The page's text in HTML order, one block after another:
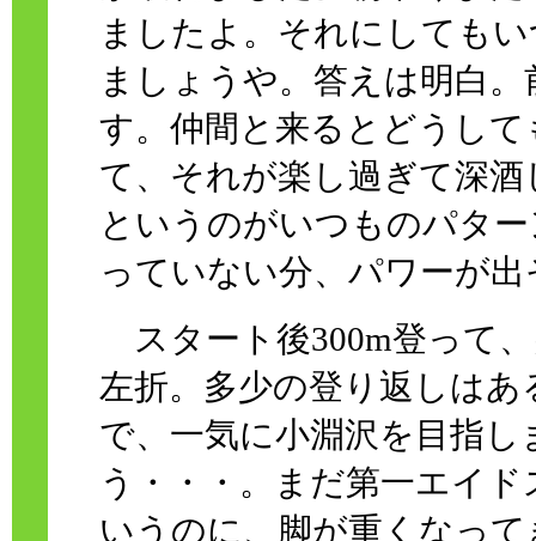
ましたよ。それにしても
ましょうや。答えは明白
す。仲間と来るとどうし
て、それが楽し過ぎて深
というのがいつものパタ
っていない分、パワーが
スタート後300m登って
左折。多少の登り返しは
で、一気に小淵沢を目指
う・・・。まだ第一エイ
いうのに、脚が重くなっ